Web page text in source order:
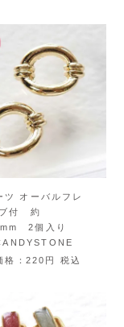
ツ オーバルフレ
付 約
2個入り
格
220 税込